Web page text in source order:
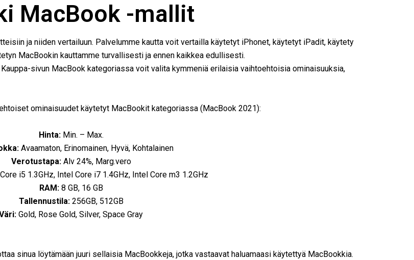
MacBook -mallit
ja niiden vertailuun. Palvelumme kautta voit vertailla käytetyt iPhonet, käytetyt iPadit, käytety
MacBookin kauttamme turvallisesti ja ennen kaikkea edullisesti.
sivun MacBook kategoriassa voit valita kymmeniä erilaisia vaihtoehtoisia ominaisuuksia,
ominaisuudet käytetyt MacBookit kategoriassa (MacBook 2021):
Hinta: Min. – Max.
Avaamaton, Erinomainen, Hyvä, Kohtalainen
Verotustapa: Alv 24%, Marg.vero
i5 1.3GHz, Intel Core i7 1.4GHz, Intel Core m3 1.2GHz
RAM: 8 GB, 16 GB
Tallennustila: 256GB, 512GB
Gold, Rose Gold, Silver, Space Gray
sinua löytämään juuri sellaisia MacBookkeja, jotka vastaavat haluamaasi käytettyä MacBookkia.